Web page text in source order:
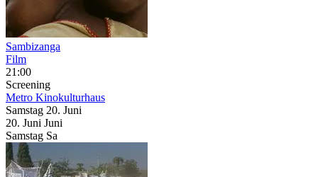
Sambizanga
Film
21:00
Screening
Metro Kinokulturhaus
Samstag 20. Juni
20. Juni Juni
Samstag Sa